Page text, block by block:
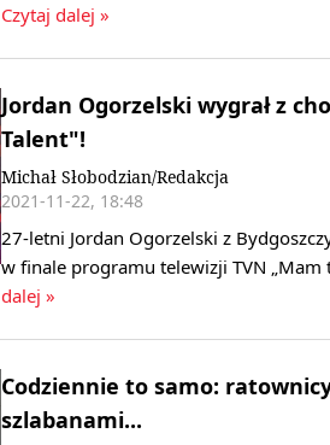
Czytaj dalej »
Jordan Ogorzelski wygrał z
Talent"!
Michał Słobodzian/Redakcja
2021-11-22, 18:48
27-letni Jordan Ogorzelski z
w finale programu telewizji TVN
dalej »
Codziennie to samo:
szlabanami...